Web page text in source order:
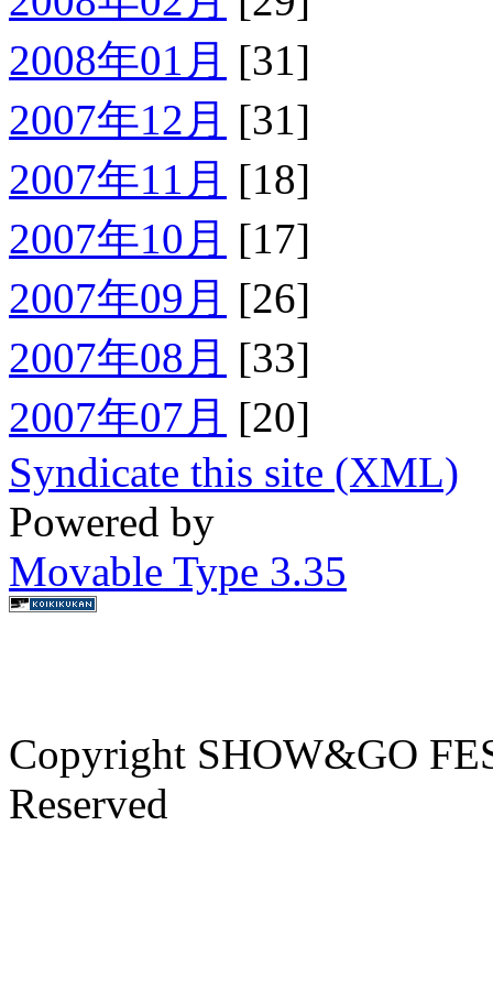
2008年01月 [31]
2007年12月 [31]
2007年11月 [18]
2007年10月 [17]
2007年09月 [26]
2007年08月 [33]
2007年07月 [20]
Syndicate this site (XML)
Powered by
Movable Type 3.35
Copyright SHOW&GO
Reserved